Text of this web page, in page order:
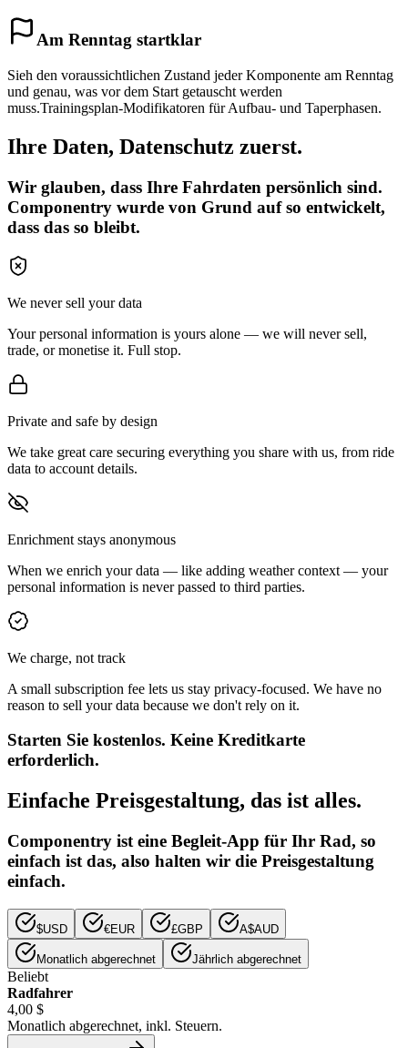
Am Renntag startklar
Sieh den voraussichtlichen Zustand jeder Komponente am Renntag
und genau, was vor dem Start getauscht werden
muss.Trainingsplan-Modifikatoren für Aufbau- und Taperphasen.
Ihre Daten, Datenschutz zuerst.
Wir glauben, dass Ihre Fahrdaten persönlich sind.
Componentry wurde von Grund auf so entwickelt,
dass das so bleibt.
We never sell your data
Your personal information is yours alone — we will never sell,
trade, or monetise it. Full stop.
Private and safe by design
We take great care securing everything you share with us, from ride
data to account details.
Enrichment stays anonymous
When we enrich your data — like adding weather context — your
personal information is never passed to third parties.
We charge, not track
A small subscription fee lets us stay privacy-focused. We have no
reason to sell your data because we don't rely on it.
Starten Sie kostenlos. Keine Kreditkarte
erforderlich.
Einfache Preisgestaltung, das ist alles.
Componentry ist eine Begleit-App für Ihr Rad, so
einfach ist das, also halten wir die Preisgestaltung
einfach.
$USD €EUR £GBP A$AUD
Monatlich abgerechnet Jährlich abgerechnet
Beliebt
Radfahrer
4,00 $
Monatlich abgerechnet, inkl. Steuern.